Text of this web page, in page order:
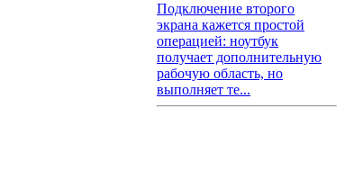
Подключение второго
экрана кажется простой
операцией: ноутбук
получает дополнительную
рабочую область, но
выполняет те...